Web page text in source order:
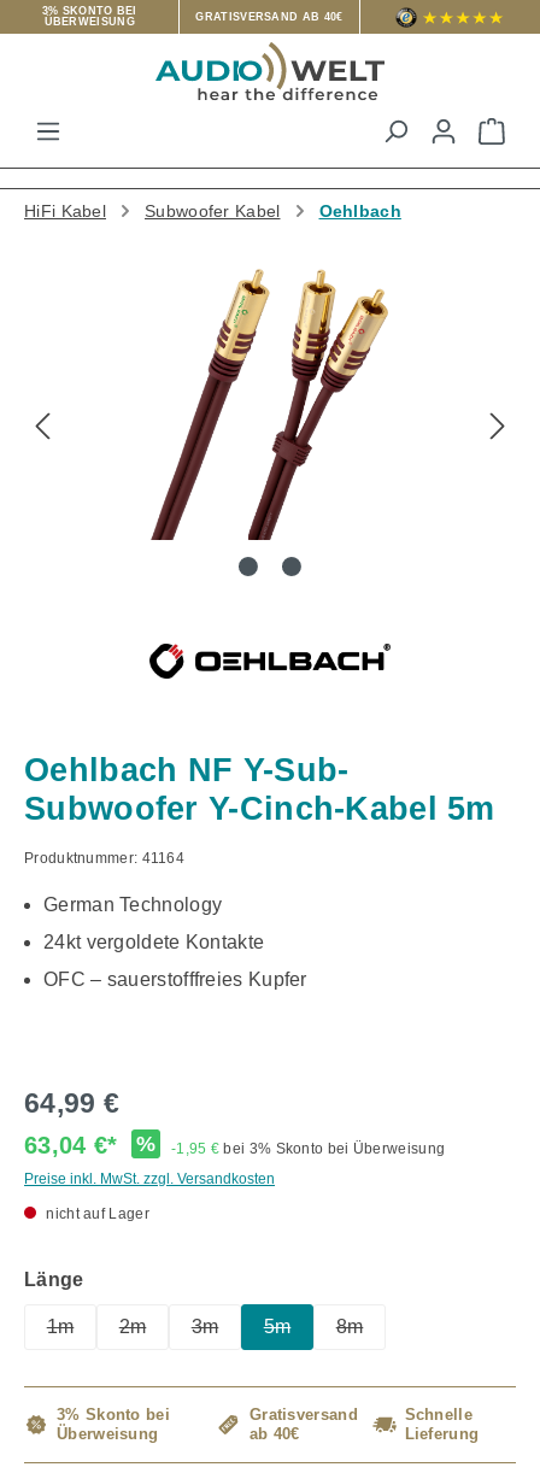
3% SKONTO BEI
ÜBERWEISUNG
GRATISVERSAND AB 40€
HiFi Kabel Subwoofer Kabel Oehlbach
Bildergalerie überspringen
Oehlbach NF Y-Sub-
Subwoofer Y-Cinch-Kabel 5m
Produktnummer: 41164
German Technology
24kt vergoldete Kontakte
OFC – sauerstofffreies Kupfer
64,99 €
63,04 €* % -1,95 € bei 3% Skonto bei Überweisung
Preise inkl. MwSt. zzgl. Versandkosten
nicht auf Lager
Längeauswählen
1m 2m 3m 5m 8m
3% Skonto bei
Überweisung
Gratisversand
ab 40€
Schnelle
Lieferung